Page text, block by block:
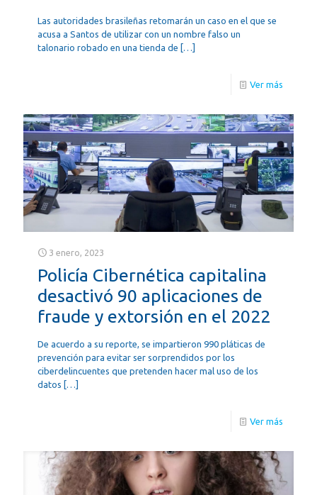
Las autoridades brasileñas retomarán un caso en el que se
acusa a Santos de utilizar con un nombre falso un
talonario robado en una tienda de […]
Ver más
3 enero, 2023
Policía Cibernética capitalina
desactivó 90 aplicaciones de
fraude y extorsión en el 2022
De acuerdo a su reporte, se impartieron 990 pláticas de
prevención para evitar ser sorprendidos por los
ciberdelincuentes que pretenden hacer mal uso de los
datos […]
Ver más